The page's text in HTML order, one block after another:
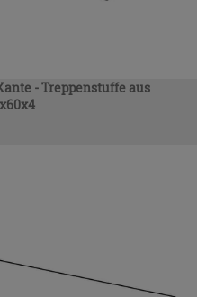
- Treppenstuffe aus